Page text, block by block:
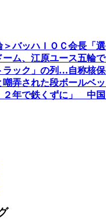
バッハＩＯＣ会長「
ーム、江原ユース五輪
ック」の列…自称核保
嘲弄された段ボールベ
２年で鉄くずに」 中